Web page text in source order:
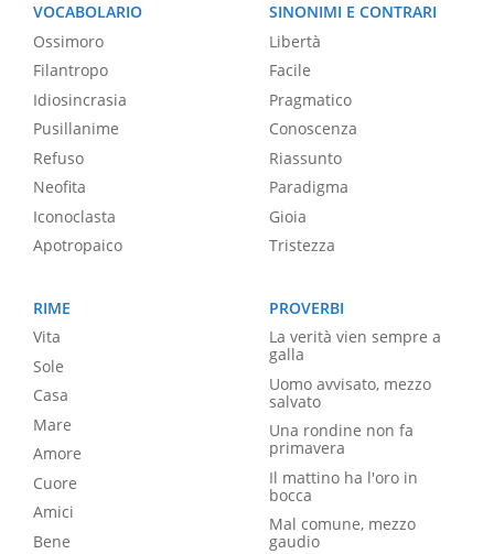
VOCABOLARIO
Ossimoro
Filantropo
Idiosincrasia
Pusillanime
Refuso
Neofita
Iconoclasta
Apotropaico
SINONIMI E CONTRARI
Libertà
Facile
Pragmatico
Conoscenza
Riassunto
Paradigma
Gioia
Tristezza
RIME
Vita
Sole
Casa
Mare
Amore
Cuore
Amici
Bene
PROVERBI
La verità vien sempre a
galla
Uomo avvisato, mezzo
salvato
Una rondine non fa
primavera
Il mattino ha l'oro in
bocca
Mal comune, mezzo
gaudio